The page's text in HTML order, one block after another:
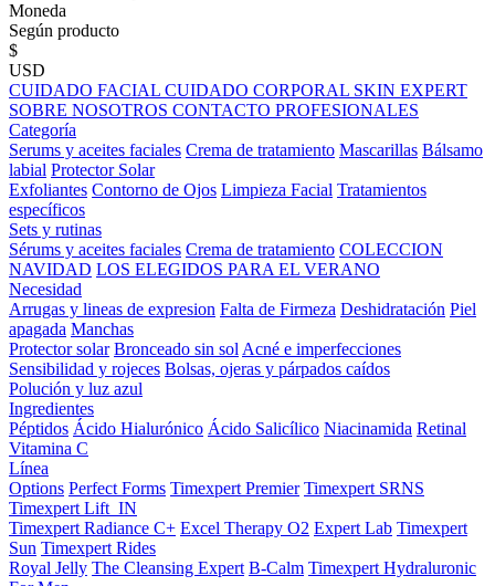
Moneda
Según producto
$
USD
CUIDADO FACIAL CUIDADO CORPORAL SKIN EXPERT
SOBRE NOSOTROS CONTACTO PROFESIONALES
Categoría
Serums y aceites faciales Crema de tratamiento Mascarillas Bálsamo
labial Protector Solar
Exfoliantes Contorno de Ojos Limpieza Facial Tratamientos
específicos
Sets y rutinas
Sérums y aceites faciales Crema de tratamiento COLECCION
NAVIDAD LOS ELEGIDOS PARA EL VERANO
Necesidad
Arrugas y lineas de expresion Falta de Firmeza Deshidratación Piel
apagada Manchas
Protector solar Bronceado sin sol Acné e imperfecciones
Sensibilidad y rojeces Bolsas, ojeras y párpados caídos
Polución y luz azul
Ingredientes
Péptidos Ácido Hialurónico Ácido Salicílico Niacinamida Retinal
Vitamina C
Línea
Options Perfect Forms Timexpert Premier Timexpert SRNS
Timexpert Lift_IN
Timexpert Radiance C+ Excel Therapy O2 Expert Lab Timexpert
Sun Timexpert Rides
Royal Jelly The Cleansing Expert B-Calm Timexpert Hydraluronic